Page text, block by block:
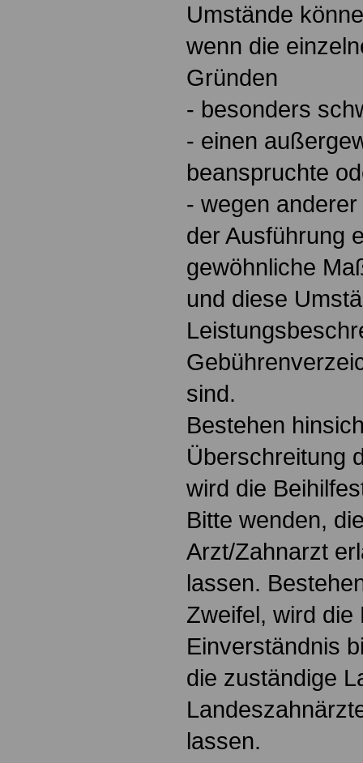
Umstände
wenn die
Gründen
- besonders
- einen
beanspruchte
- wegen
der Ausführung
gewöhnliche
und diese
sind.
Bestehen
Überschreitung
wird die
Bitte wenden,
Arzt/Zahnarzt
lassen.
Zweifel, wird die
Einverständnis
die zuständige
lassen.